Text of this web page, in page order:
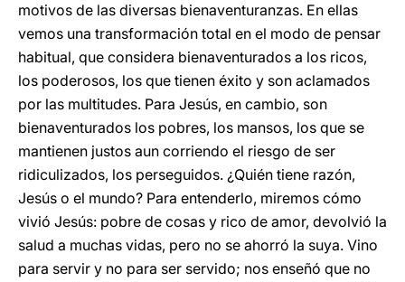
motivos de las diversas bienaventuranzas. En ellas
vemos una transformación total en el modo de pensar
habitual, que considera bienaventurados a los ricos,
los poderosos, los que tienen éxito y son aclamados
por las multitudes. Para Jesús, en cambio, son
bienaventurados los pobres, los mansos, los que se
mantienen justos aun corriendo el riesgo de ser
ridiculizados, los perseguidos. ¿Quién tiene razón,
Jesús o el mundo? Para entenderlo, miremos cómo
vivió Jesús: pobre de cosas y rico de amor, devolvió la
salud a muchas vidas, pero no se ahorró la suya. Vino
para servir y no para ser servido; nos enseñó que no